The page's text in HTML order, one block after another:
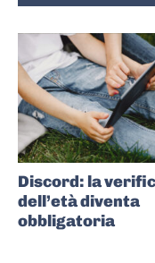
Discord: la
dell’età diventa
obbligatoria